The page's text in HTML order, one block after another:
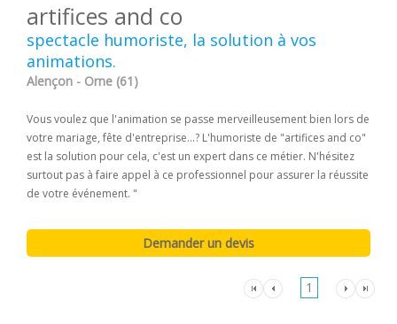
artifices and co
spectacle humoriste, la solution à vos
animations.
Alençon - Orne (61)
Vous voulez que l'animation se passe merveilleusement bien lors de
votre mariage, fête d'entreprise...? L'humoriste de "artifices and co"
est la solution pour cela, c'est un expert dans ce métier. N'hésitez
surtout pas à faire appel à ce professionnel pour assurer la réussite
de votre événement. "
1